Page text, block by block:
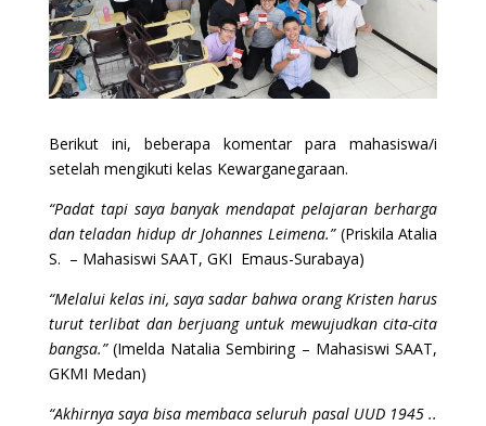
Berikut ini, beberapa komentar para mahasiswa/i
setelah mengikuti kelas Kewarganegaraan.
“Padat tapi saya banyak mendapat pelajaran berharga
dan teladan hidup dr Johannes Leimena.”(Priskila Atalia
S. – Mahasiswi SAAT, GKI Emaus-Surabaya)
“Melalui kelas ini, saya sadar bahwa orang Kristen harus
turut terlibat dan berjuang untuk mewujudkan cita-cita
bangsa.”(Imelda Natalia Sembiring – Mahasiswi SAAT,
GKMI Medan)
“Akhirnya saya bisa membaca seluruh pasal UUD 1945 ..